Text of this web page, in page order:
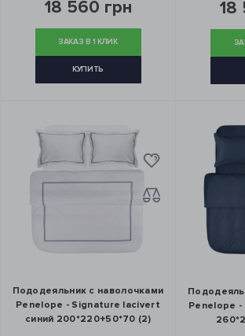
18 560 грн
ЗАКАЗ В 1 КЛИК
КУПИТЬ
18
Пододеяльник с наволочками
Penelope - Signature lacivert
синий 200*220+50*70 (2)
Penelope -